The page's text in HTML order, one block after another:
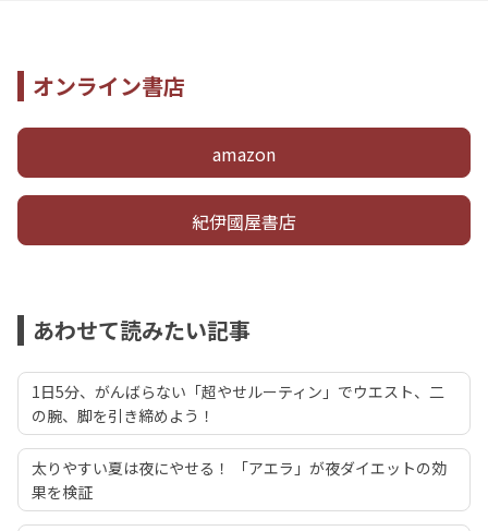
オンライン書店
amazon
紀伊國屋書店
あわせて読みたい記事
1日5分、がんばらない「超やせルーティン」でウエスト、二
の腕、脚を引き締めよう！
太りやすい夏は夜にやせる！ 「アエラ」が夜ダイエットの効
果を検証